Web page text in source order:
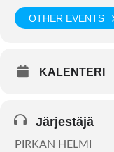
OTHER EVENTS
KALENTERI
Järjestäjä
PIRKAN HELMI